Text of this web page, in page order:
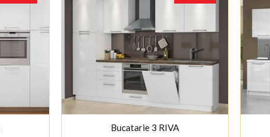
Bucatarie 3 RIVA